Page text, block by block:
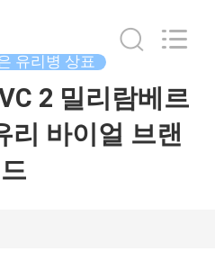
유리병 상표
2 밀리람베르
리 바이얼 브랜
드